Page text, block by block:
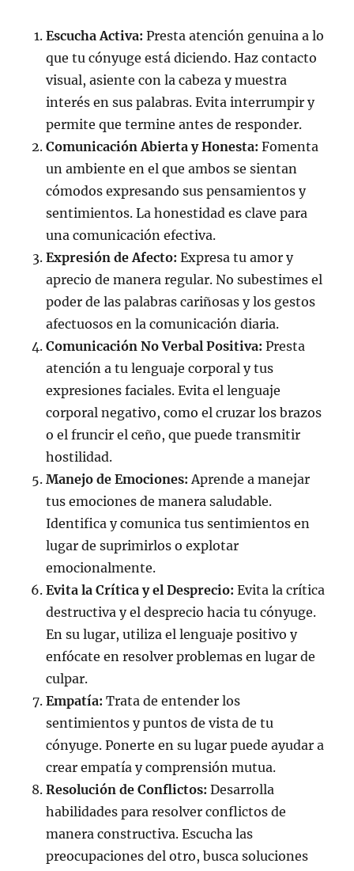
Escucha Activa: Presta atención genuina a lo
que tu cónyuge está diciendo. Haz contacto
visual, asiente con la cabeza y muestra
interés en sus palabras. Evita interrumpir y
permite que termine antes de responder.
Comunicación Abierta y Honesta: Fomenta
un ambiente en el que ambos se sientan
cómodos expresando sus pensamientos y
sentimientos. La honestidad es clave para
una comunicación efectiva.
Expresión de Afecto: Expresa tu amor y
aprecio de manera regular. No subestimes el
poder de las palabras cariñosas y los gestos
afectuosos en la comunicación diaria.
Comunicación No Verbal Positiva: Presta
atención a tu lenguaje corporal y tus
expresiones faciales. Evita el lenguaje
corporal negativo, como el cruzar los brazos
o el fruncir el ceño, que puede transmitir
hostilidad.
Manejo de Emociones: Aprende a manejar
tus emociones de manera saludable.
Identifica y comunica tus sentimientos en
lugar de suprimirlos o explotar
emocionalmente.
Evita la Crítica y el Desprecio: Evita la crítica
destructiva y el desprecio hacia tu cónyuge.
En su lugar, utiliza el lenguaje positivo y
enfócate en resolver problemas en lugar de
culpar.
Empatía: Trata de entender los
sentimientos y puntos de vista de tu
cónyuge. Ponerte en su lugar puede ayudar a
crear empatía y comprensión mutua.
Resolución de Conflictos: Desarrolla
habilidades para resolver conflictos de
manera constructiva. Escucha las
preocupaciones del otro, busca soluciones